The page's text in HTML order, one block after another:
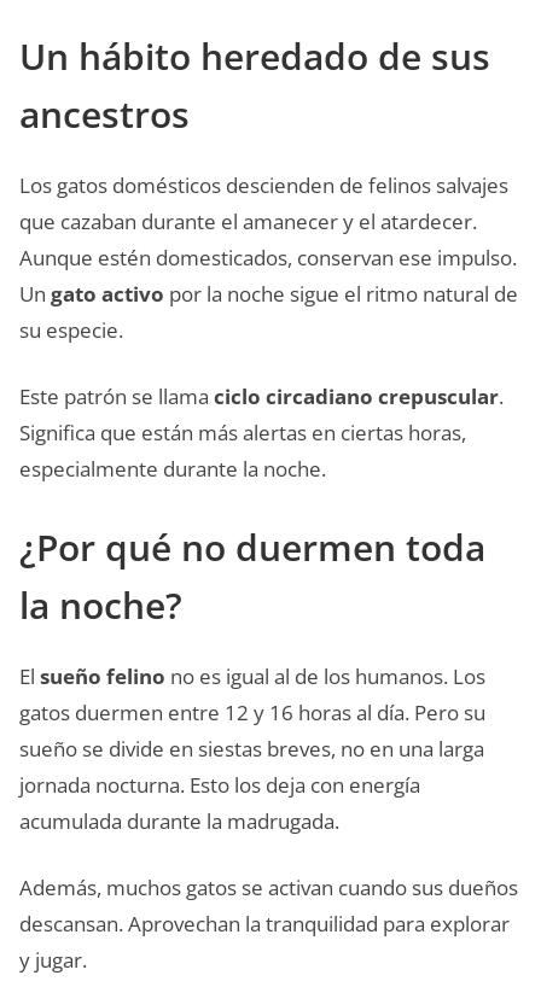
Un hábito heredado de sus
ancestros
Los gatos domésticos descienden de felinos salvajes
que cazaban durante el amanecer y el atardecer.
Aunque estén domesticados, conservan ese impulso.
Un gato activo por la noche sigue el ritmo natural de
su especie.
Este patrón se llama ciclo circadiano crepuscular.
Significa que están más alertas en ciertas horas,
especialmente durante la noche.
¿Por qué no duermen toda
la noche?
El sueño felino no es igual al de los humanos. Los
gatos duermen entre 12 y 16 horas al día. Pero su
sueño se divide en siestas breves, no en una larga
jornada nocturna. Esto los deja con energía
acumulada durante la madrugada.
Además, muchos gatos se activan cuando sus dueños
descansan. Aprovechan la tranquilidad para explorar
y jugar.